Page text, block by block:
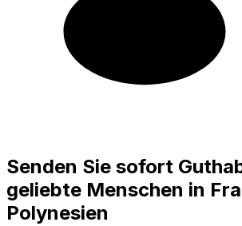
Senden Sie sofort
geliebte Menschen in
Polynesien